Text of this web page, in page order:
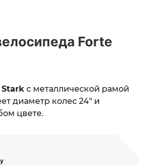
Forte
с металлической рамой
диаметр колес 24" и
цвете.